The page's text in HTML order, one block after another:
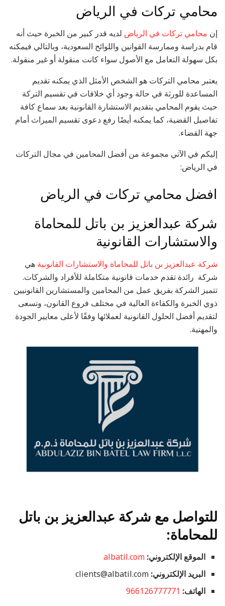
محامي تركات في الرياض
إن محامي تركات في الرياض لديه قدر كبير من الخبرة حيث أنه
قام بدراسة وممارسة القوانين واللوائح السعودية، وبالتالي فيمكنه
بكل سهولة التعامل مع الأصول سواء كانت منقولة أو غير منقولة.
يعتبر محامي التركات هو الشخص الأمثل الذي يمكنه تقديم
المساعدة للورثة في حالة وجود أي خلافات في تقسيم التركة
حيث يقوم المحامي بتقديم الاستشارة القانونية بعد سماع كافة
تفاصيل القضية، كما يمكنه أيضًا رفع دعوى تقسيم الميراث أمام
جهة القضاء.
إليكم في الآتي مجموعة من أفضل المحامين في مجال التركات
في الرياض:
افضل محامي تركات في الرياض
شركة عبدالعزيز بن باتل للمحاماة
والاستشارات القانونية
شركة عبدالعزيز بن باتل للمحاماة والاستشارات القانونية هي
شركة رائدة تقدم خدمات قانونية متكاملة للأفراد والشركات.
تتميز الشركة بفريق عمل من المحامين والمستشارين القانونيين
ذوي الخبرة والكفاءة العالية في مختلف فروع القانون، وتسعى
لتقديم أفضل الحلول القانونية لعملائها وفقًا لأعلى معايير الجودة
والمهنية.
للتواصل مع شركة عبدالعزيز بن باتل
للمحاماة:
الموقع الإلكتروني: albatil.com
البريد الإلكتروني:
الهاتف: 966126777771